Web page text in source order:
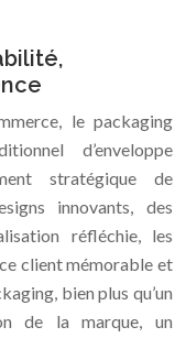
le packaging
d’enveloppe
stratégique de
innovants, des
réfléchie, les
client mémorable et
bien plus qu’un
de la marque, un